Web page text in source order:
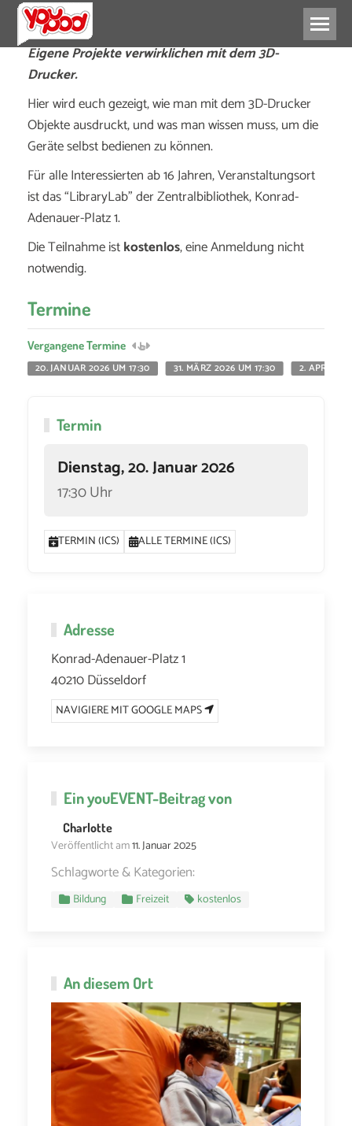
Eigene Projekte verwirklichen mit dem 3D-
Drucker.
Hier wird euch gezeigt, wie man mit dem 3D-Drucker
Objekte ausdruckt, und was man wissen muss, um die
Geräte selbst bedienen zu können.
Für alle Interessierten ab 16 Jahren, Veranstaltungsort
ist das “LibraryLab” der Zentralbibliothek, Konrad-
Adenauer-Platz 1.
Die Teilnahme istkostenlos, eine Anmeldung nicht
notwendig.
Termine
Vergangene Termine
20. JANUAR 2026 UM 17:30
31. MÄRZ 2026 UM 17:30 2. APRIL
Termin
Dienstag, 20. Januar 2026
17:30 Uhr
TERMIN (ICS) ALLE TERMINE (ICS)
Adresse
Konrad-Adenauer-Platz 1
40210 Düsseldorf
NAVIGIERE MIT GOOGLE MAPS
EinyouEVENT-Beitrag von
Charlotte
Veröffentlicht am11. Januar 2025
Schlagworte & Kategorien:
Bildung Freizeit kostenlos
An diesem Ort